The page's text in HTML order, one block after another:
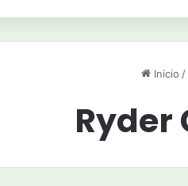
Inicio /
Ryder